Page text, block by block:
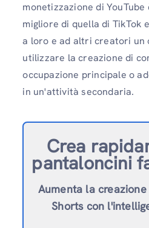
monetizzazione di YouTube
migliore di quella di TikTok
a loro e ad altri creatori un
utilizzare la creazione di
occupazione principale o
in un'attività secondaria.
Crea
pantaloncini
Aumenta la
Shorts con